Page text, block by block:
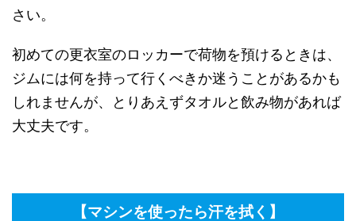
さい。
初めての更衣室のロッカーで荷物を預けるときは、
ジムには何を持って行くべきか迷うことがあるかも
しれませんが、とりあえずタオルと飲み物があれば
大丈夫です。
【マシンを使ったら汗を拭く】